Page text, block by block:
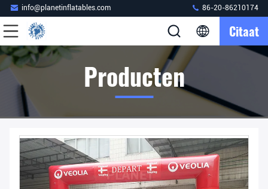
info@planetinflatables.com 86-20-86210174
Citaat
Producten